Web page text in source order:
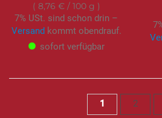
8,76 €/ 100 g
7% USt. sind schon drin –
Versand kommt obendrauf.
sofort verfügbar
SeiteSie lesen
1 Seite
2